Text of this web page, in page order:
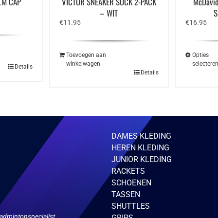
Details
– WIT
€11.95
Toevoegen aan
winkelwagen
Details
€16.95
Opties
selecteren
DAMES KLEDING
HEREN KLEDING
JUNIOR KLEDING
RACKETS
SCHOENEN
TASSEN
SHUTTLES